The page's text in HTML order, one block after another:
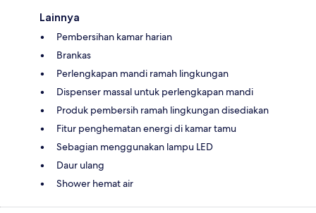
Lainnya
Pembersihan kamar harian
Brankas
Perlengkapan mandi ramah lingkungan
Dispenser massal untuk perlengkapan mandi
Produk pembersih ramah lingkungan disediakan
Fitur penghematan energi di kamar tamu
Sebagian menggunakan lampu LED
Daur ulang
Shower hemat air